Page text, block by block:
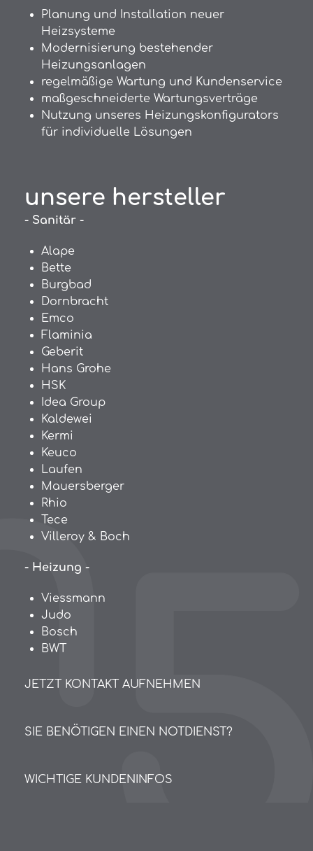
Planung und Installation neuer
Heizsysteme
Modernisierung bestehender
Heizungsanlagen
regelmäßige Wartung und Kundenservice
maßgeschneiderte Wartungsverträge
Nutzung unseres Heizungskonfigurators
für individuelle Lösungen
unsere hersteller
- Sanitär -
Alape
Bette
Burgbad
Dornbracht
Emco
Flaminia
Geberit
Hans Grohe
HSK
Idea Group
Kaldewei
Kermi
Keuco
Laufen
Mauersberger
Rhio
Tece
Villeroy & Boch
- Heizung -
Viessmann
Judo
Bosch
BWT
JETZT KONTAKT AUFNEHMEN
SIE BENÖTIGEN EINEN NOTDIENST?
WICHTIGE KUNDENINFOS